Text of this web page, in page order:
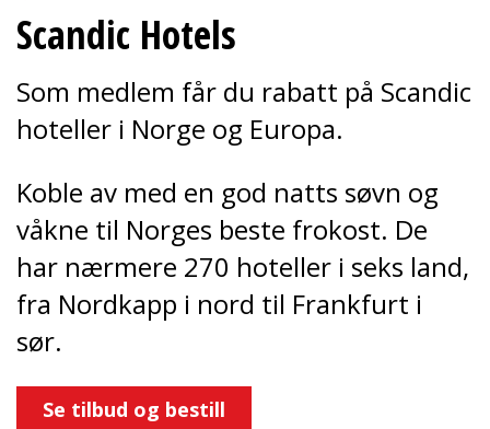
Scandic Hotels
Som medlem får du rabatt på Scandic
hoteller i Norge og Europa.
Koble av med en god natts søvn og
våkne til Norges beste frokost. De
har nærmere 270 hoteller i seks land,
fra Nordkapp i nord til Frankfurt i
sør.
Se tilbud og bestill